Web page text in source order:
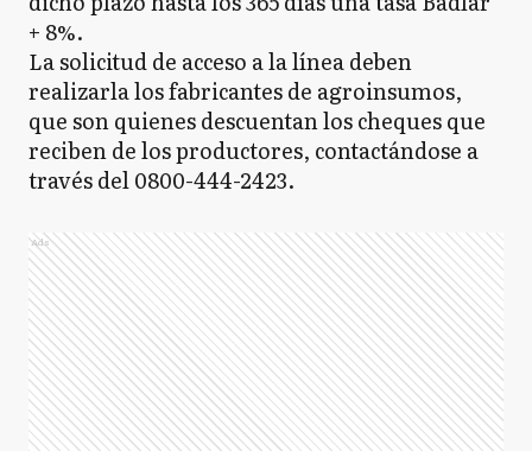
+ 8%.
La solicitud de acceso a la línea deben
realizarla los fabricantes de agroinsumos,
que son quienes descuentan los cheques que
reciben de los productores, contactándose a
través del 0800-444-2423.
Ads